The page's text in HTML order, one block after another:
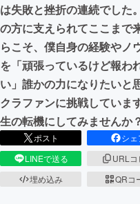
CAMPFIREふるさ
は失敗と挫折の連続でした
の方に支えられてここまで
らこそ、僕自身の経験やノ
を「頑張っているけど報わ
い」誰かの力になりたいと思
クラファンに挑戦していま
生の転機にしてみませんか
ポスト
シェ
LINEで送る
URLコ
埋め込み
QRコ